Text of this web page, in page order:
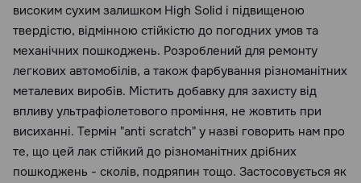
високим сухим залишком High Solid і підвищеною
твердістю, відмінною стійкістю до погодних умов та
механічних пошкоджень. Розроблений для ремонту
легкових автомобілів, а також фарбування різноманітних
металевих виробів. Містить добавку для захисту від
впливу ультрафіолетового проміння, не жовтить при
висиханні. Термін "anti scratch" у назві говорить нам про
те, що цей лак стійкий до різноманітних дрібних
пошкоджень - сколів, подряпин тощо. Застосовується як